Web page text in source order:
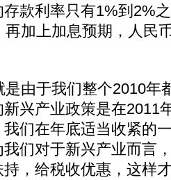
款利率只有1%到2%
加上加息预期，人民
由于我们整个2010年
兴产业政策是在2011
们在年底适当收紧的
们对于新兴产业而言
，给税收优惠，这样